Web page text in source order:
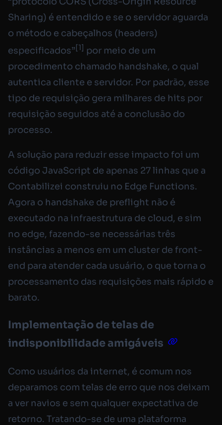
Sharing) é entendido e se o servidor aguarda
o método e cabeçalhos (headers)
especificados” [1] por meio de um
procedimento chamado handshake, o qual
autentica cliente e servidor. Por padrão, esse
tipo de requisição gera milhares de hits por
requisição seguidos até a conclusão do
processo.
A solução para reduzir esse impacto foi um
código JavaScript de apenas 27 linhas que a
Contabilizei construiu no Edge Functions.
Agora o handshake de preflight não é
executado na infraestrutura de cloud, e sim
no edge, fazendo-se necessárias três
instâncias a menos em um cluster de front-
end para atender cada usuário, o que torna o
processamento das requisições mais rápido e
barato.
Implementação de telas de
indisponibilidade amigáveis
Como usuários da internet, é comum nos
deparamos com telas de erro que nos deixam
a ver navios e sem qualquer expectativa de
retorno. Tratando-se de uma plataforma